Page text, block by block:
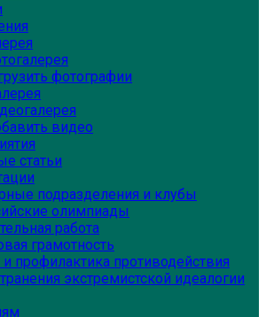
фотографии
видео
статьи
подразделения и клубы
олимпиады
работа
грамотность
профилактика противодействия
экстремистской идеалогии